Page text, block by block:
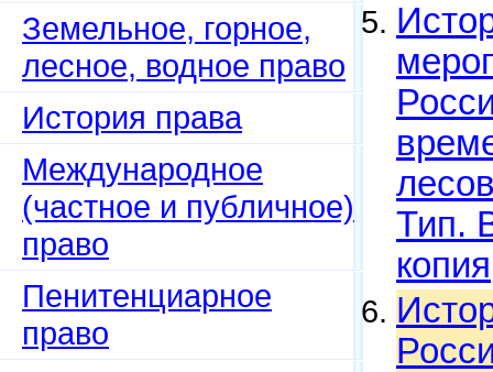
Земельное, горное,
лесное, водное право
История права
Международное
(частное и публичное)
право
Пенитенциарное
право
Тип.
копия